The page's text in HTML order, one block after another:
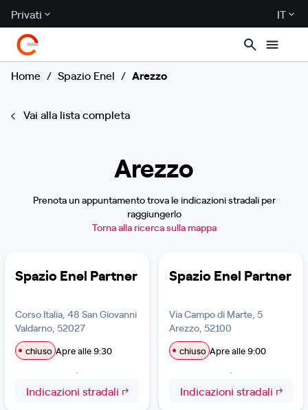
Privati IT
Home / Spazio Enel / Arezzo
Vai alla lista completa
Arezzo
Prenota un appuntamento trova le indicazioni stradali per
raggiungerlo
Torna alla ricerca sulla mappa
Spazio Enel Partner
Corso Italia, 48 San Giovanni
Valdarno, 52027
chiuso Apre alle 9:30
Indicazioni stradali
Spazio Enel Partner
Via Campo di Marte, 5
Arezzo, 52100
chiuso Apre alle 9:00
Indicazioni stradali